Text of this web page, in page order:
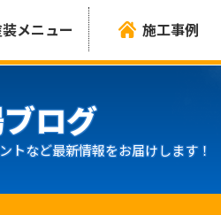
メニュー 施工事例
ログ
トなど最新情報をお届けします！